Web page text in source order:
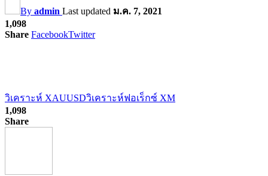
By admin Last updated ม.ค. 7, 2021
1,098
Share FacebookTwitter
วิเคราะห์ XAUUSDวิเคราะห์ฟอเร็กซ์ XM
1,098
Share